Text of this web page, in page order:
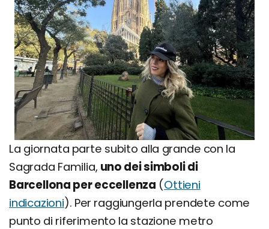
La giornata parte subito alla grande con la
Sagrada Familia, uno dei simboli di
Barcellona per eccellenza (Ottieni
indicazioni). Per raggiungerla prendete come
punto di riferimento la stazione metro